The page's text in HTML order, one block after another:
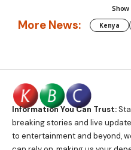
More News: Kenya
Information You Can Trust:
breaking stories and live
to entertainment and beyond,